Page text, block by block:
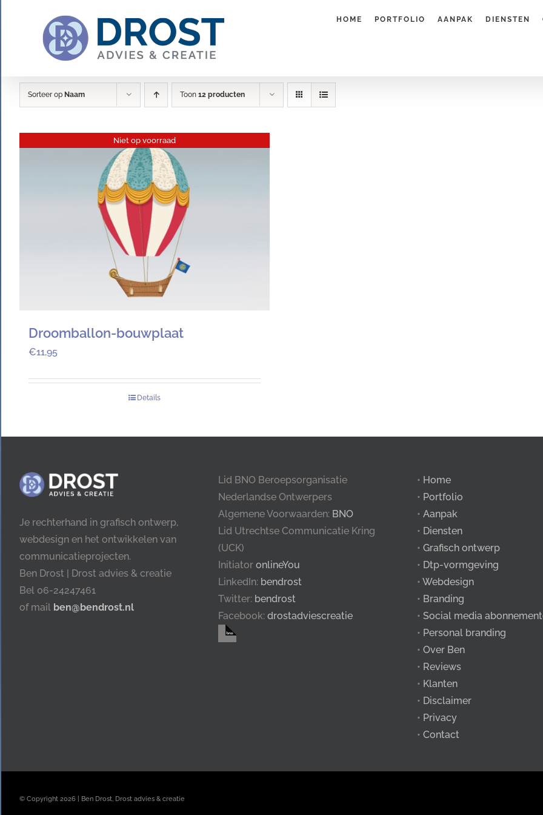
HOME PORTFOLIO AANPAK DIENSTEN
Sorteer op Naam Toon 12 producten
Niet op voorraad
Droomballon-bouwplaat
€11,95
Details
Je rechterhand in grafisch ontwerp,
webdesign en het ontwikkelen van
communicatieprojecten.
Ben Drost | Drost advies & creatie
Bel 06-24247461
of mail ben@bendrost.nl
Lid BNO Beroepsorganisatie
Nederlandse Ontwerpers
Algemene Voorwaarden: BNO
Lid Utrechtse Communicatie Kring
(UCK)
Initiator onlineYou
LinkedIn: bendrost
Twitter: bendrost
Facebook: drostadviescreatie
• Home
• Portfolio
• Aanpak
• Diensten
• Grafisch ontwerp
• Dtp-vormgeving
• Webdesign
• Branding
• Social media
• Personal branding
• Over Ben
• Reviews
• Klanten
• Disclaimer
• Privacy
• Contact
© Copyright 2026 | Ben Drost, Drost advies & creatie